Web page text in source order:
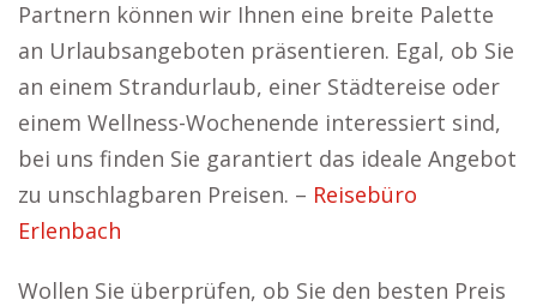
Partnern können wir Ihnen eine breite Palette
an Urlaubsangeboten präsentieren. Egal, ob Sie
an einem Strandurlaub, einer Städtereise oder
einem Wellness-Wochenende interessiert sind,
bei uns finden Sie garantiert das ideale Angebot
zu unschlagbaren Preisen. – Reisebüro
Erlenbach
Wollen Sie überprüfen, ob Sie den besten Preis